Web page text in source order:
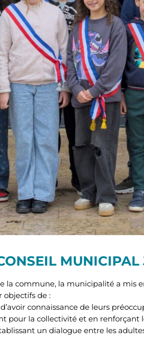
MUNICIPAL
commune, la municipalité a mis
objectifs de :
connaissance de leurs
pour la collectivité et en
un dialogue entre les